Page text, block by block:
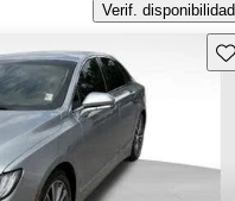
Verif. disponibilidad